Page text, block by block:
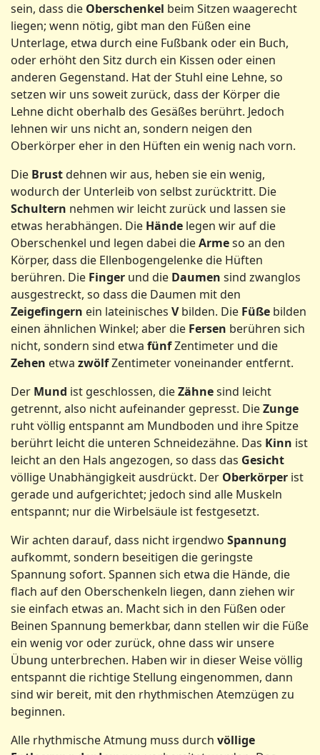
sein, dass die Oberschenkel beim Sitzen waagerecht
liegen; wenn nötig, gibt man den Füßen eine
Unterlage, etwa durch eine Fußbank oder ein Buch,
oder erhöht den Sitz durch ein Kissen oder einen
anderen Gegenstand. Hat der Stuhl eine Lehne, so
setzen wir uns soweit zurück, dass der Körper die
Lehne dicht oberhalb des Gesäßes berührt. Jedoch
lehnen wir uns nicht an, sondern neigen den
Oberkörper eher in den Hüften ein wenig nach vorn.
Die Brustdehnen wir aus, heben sie ein wenig,
wodurch der Unterleib von selbst zurücktritt. Die
Schultern nehmen wir leicht zurück und lassen sie
etwas herabhängen. Die Hände legen wir auf die
Oberschenkel und legen dabei dieArmeso an den
Körper, dass die Ellenbogengelenke die Hüften
berühren. Die Finger und die Daumen sind zwanglos
ausgestreckt, so dass die Daumen mit den
Zeigefingern ein lateinisches Vbilden. Die Füße bilden
einen ähnlichen Winkel; aber die Fersen berühren sich
nicht, sondern sind etwa fünfZentimeter und die
Zehen etwa zwölfZentimeter voneinander entfernt.
Der Mund ist geschlossen, dieZähnesind leicht
getrennt, also nicht aufeinander gepresst. DieZunge
ruht völlig entspannt am Mundboden und ihre Spitze
berührt leicht die unteren Schneidezähne. Das Kinn ist
leicht an den Hals angezogen, so dass das Gesicht
völlige Unabhängigkeit ausdrückt. Der Oberkörper ist
gerade und aufgerichtet; jedoch sind alle Muskeln
entspannt; nur die Wirbelsäule ist festgesetzt.
Wir achten darauf, dass nicht irgendwo Spannung
aufkommt, sondern beseitigen die geringste
Spannung sofort. Spannen sich etwa die Hände, die
flach auf den Oberschenkeln liegen, dann ziehen wir
sie einfach etwas an. Macht sich in den Füßen oder
Beinen Spannung bemerkbar, dann stellen wir die Füße
ein wenig vor oder zurück, ohne dass wir unsere
Übung unterbrechen. Haben wir in dieser Weise völlig
entspannt die richtige Stellung eingenommen, dann
sind wir bereit, mit den rhythmischen Atemzügen zu
beginnen.
Alle rhythmische Atmung muss durch völlige